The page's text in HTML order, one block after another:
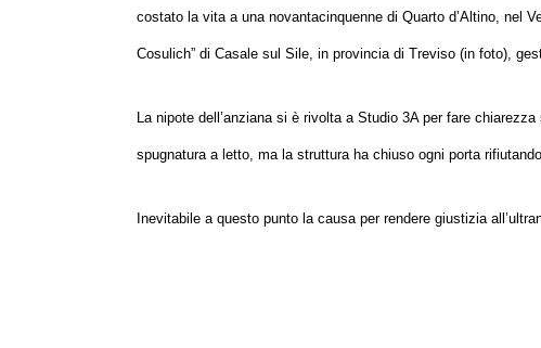
costato la vita a una novantacinquenne di Quarto d’Altino, nel
Cosulich” di Casale sul Sile, in provincia di Treviso (in foto),
La nipote dell’anziana si è rivolta a Studio 3A per fare
spugnatura a letto, ma la struttura ha chiuso ogni porta
Inevitabile a questo punto la causa per rendere giustizia